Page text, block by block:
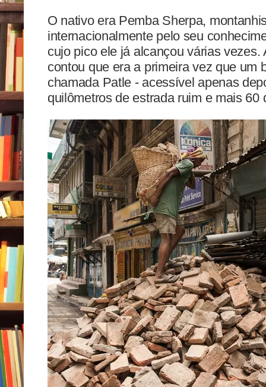
O nativo era Pemba Sherpa,
internacionalmente pelo seu
cujo pico ele já alcançou várias
contou que era a primeira vez que um
chamada Patle - acessível apenas
quilômetros de estrada ruim e mais 60